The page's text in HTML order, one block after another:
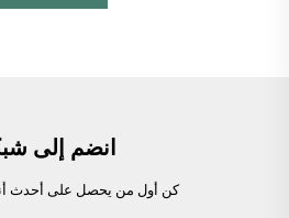
انضم إلى
كن أول من يحصل على أحدث